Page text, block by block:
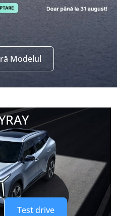
Modelul
Test drive